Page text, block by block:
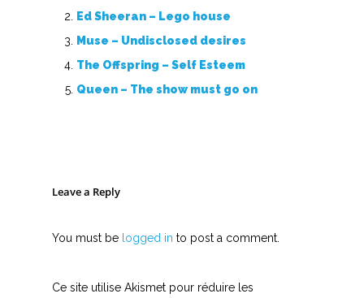
Ed Sheeran – Lego house
Muse – Undisclosed desires
The Offspring – Self Esteem
Queen – The show must go on
Leave a Reply
You must be logged in to post a comment.
Ce site utilise Akismet pour réduire les